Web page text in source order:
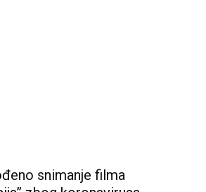
snimanje filma